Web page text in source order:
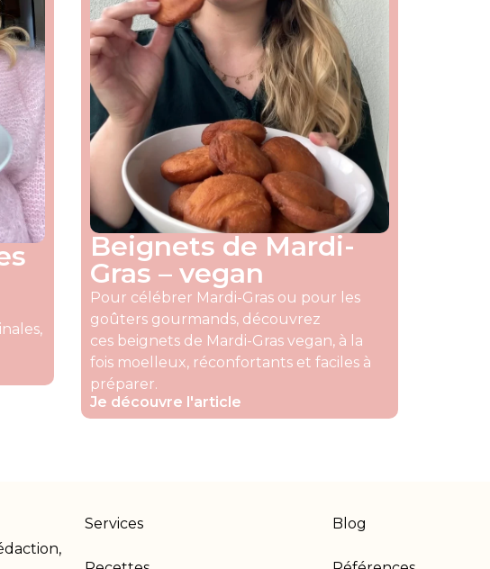
Beignets de Mardi-
Gras – vegan
Pour célébrer Mardi-Gras ou pour les
goûters gourmands, découvrez
ces beignets de Mardi-Gras vegan, à la
fois moelleux, réconfortants et faciles à
préparer.
Je découvre l'article
Services Blog